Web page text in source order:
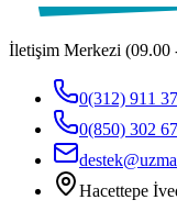
İletişim Merkezi (09.00
0(312) 911
0(850) 302
Hacettepe